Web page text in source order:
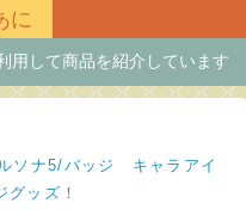
に
用して商品を紹介しています
ソナ5/バッジ キャラアイ
グッズ！